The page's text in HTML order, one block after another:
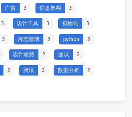
广告 3 信息架构 3
3 设计工具 3 拟物化 3
3 液态玻璃 3 python 3
设计思路 2 面试 2
2 腾讯 2 数据分析 2